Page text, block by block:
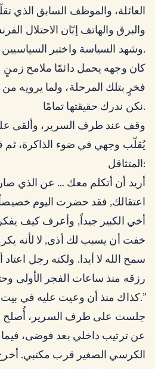
العائلة، والموظف السابق الذي
والبرق والهاتف إبّان الاحتلال
وشهد السياسة واختبر السياسيين.
كان وجهه يحمل دائمًا ملامح
فخرٍ بتلك المرحلة، ولما يرويه
نكن ندرك حقيقتها تمامًا.
وقف عند طرف السرير، وألقى
يُقلّب وجهي في ضوء الذاكرة، ثم
المتثاقل:
اعتقالك, فقد حضرت اليوم
أخي الكبير جيداً, وأعرف كيف
خفت أن يسبب لك أذى, لا لأنه
سمح الله لا أبدا. ولكنه رجل
رزقه منذ ساعات الفجر الأولى
كذاك منذ أن وعيت عليه في بيت والدنا رحمه الله.”
جلست على طرف السرير، أُصلح
عن ترتيب داخلي بعد فوضى،
الكرسي الصغير قرب مكتبي.